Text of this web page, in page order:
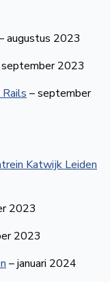
augustus 2023
2023
– september
Katwijk Leiden
2023
2023
– januari 2024